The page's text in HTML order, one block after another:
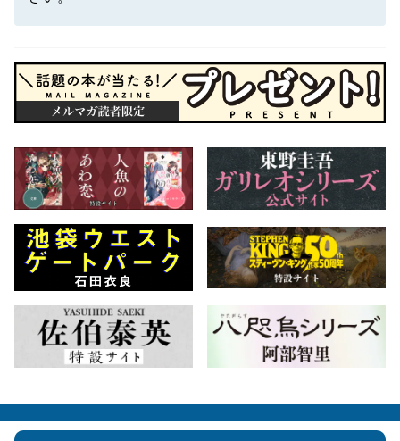
会社概要 自費出版のご案内 お問合せ